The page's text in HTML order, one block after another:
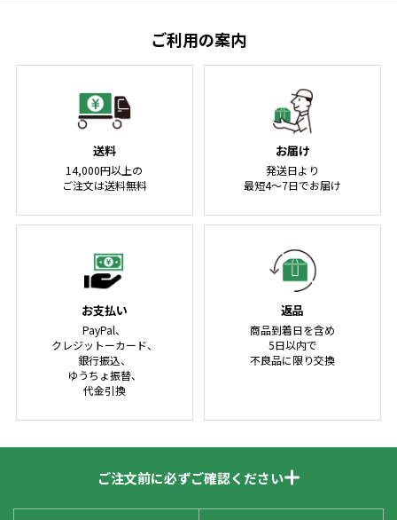
ご利用の案内
送料
14,000円以上の
ご注文は送料無料
お届け
発送日より
最短4～7日でお届け
お支払い
PayPal、
クレジットーカード、
銀行振込、
ゆうちょ振替、
代金引換
返品
商品到着日を含め
5日以内で
不良品に限り交換
ご注文前に必ずご確認ください